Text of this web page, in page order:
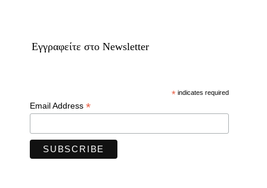
Eγγραφείτε στο Newsletter
* indicates required
Email Address *